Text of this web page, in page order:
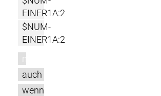
EINER1A:2
$NUM-
EINER1A:2
m
auch
wenn